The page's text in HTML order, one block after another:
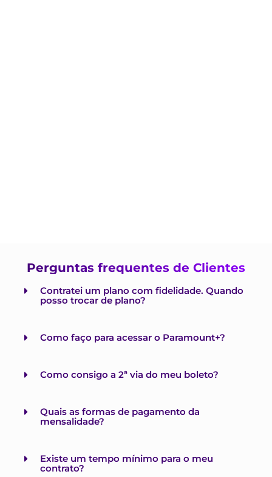
Perguntas frequentes de Clientes
Contratei um plano com fidelidade. Quando
posso trocar de plano?
Como faço para acessar o Paramount+?
Como consigo a 2ª via do meu boleto?
Quais as formas de pagamento da
mensalidade?
Existe um tempo mínimo para o meu
contrato?